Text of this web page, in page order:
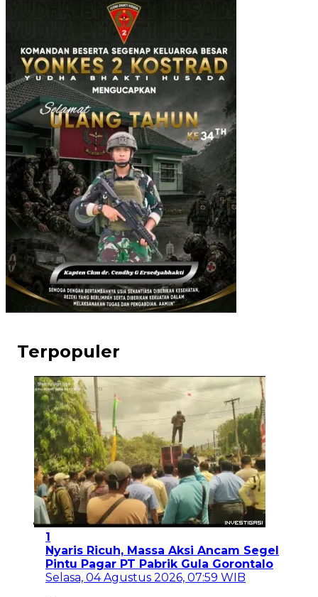
Terpopuler
1
Nyaris Ricuh, Massa Aksi Ancam Segel
Pintu Pagar PT Pabrik Gula Gorontalo
Selasa, 04 Agustus 2026, 07:59 WIB